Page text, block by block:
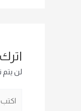
لن يتم
هنا...